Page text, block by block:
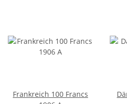
Frankreich 100 Francs